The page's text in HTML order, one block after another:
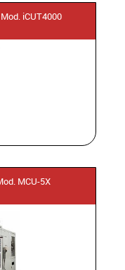
iCUT4000
MCU-5X